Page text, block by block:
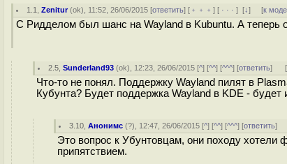
1.1 ,Zenitur(ok), 11:52, 26/06/2015 [ответить] [ ﹢﹢﹢] [ · · ·][↓] [к
С Ридделом был шанс на Wayland в Kubuntu. А теперь
2.5 ,Sunderland93 (ok), 12:23, 26/06/2015 [^] [^^] [^^^] [ответить] [
Что-то не понял. Поддержку Wayland пилят в
Кубунта? Будет поддержка Wayland в KDE - будет
3.10 ,Анонимс (?), 12:47, 26/06/2015 [^] [^^] [^^^] [ответить]
Это вопрос к Убунтовцам, они походу хотели
припятствием.